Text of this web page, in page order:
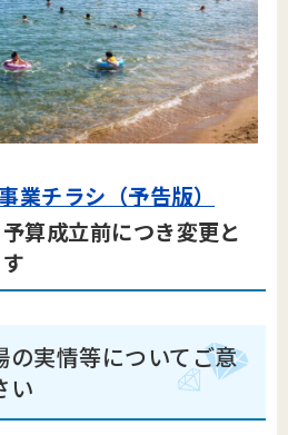
業チラシ（予告版）
算成立前につき変更と
の実情等についてご意
い